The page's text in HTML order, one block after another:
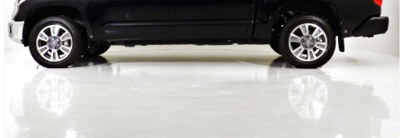
スタッフ紹介
ブログ
ニュース